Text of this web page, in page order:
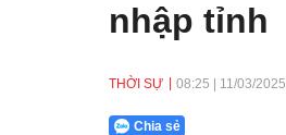
nhập tỉnh
THỜI SỰ 08:25 11/03/2025
Chia sẻ